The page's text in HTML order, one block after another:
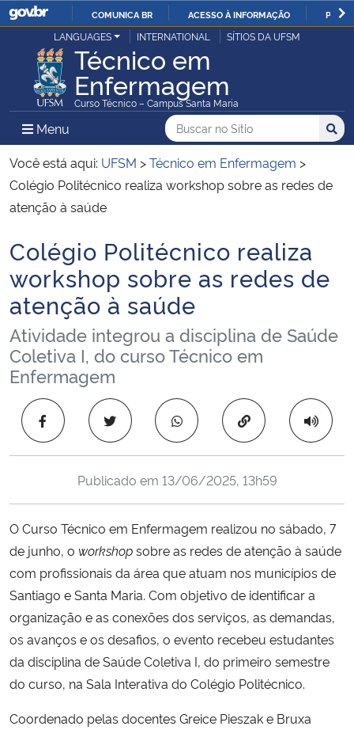
IR
PARA
O
CONTEÚDO
COMUNICA BR ACESSO À INFORMAÇÃO
Ministério da Justiça e Segurança Pública
Ministério da Defesa
Ministério das Relações Exteriores
Ministério da Economia
Ministério da Infraestrutura
Ministério da Agricultura, Pecuária e Abastecimento
Ministério da Educação
Ministério da Cidadania
Ministério da Saúde
Ministério do Meio Ambiente
Ministério do Turismo
Ministério do Desenvolvimento Regional
Controladoria-Geral da União
LANGUAGES INTERNATIONAL SÍTIOS DA UFSM
Técnico em
Enfermagem
Curso Técnico – Campus Santa Maria
Menu Menu Principal do Sítio
Busca
Buscar no no Sítio
Busca:
Você está aqui: UFSM >Técnico em Enfermagem >
Colégio Politécnico realiza workshop sobre as redes de
atenção à saúde
Início do conteúdo
Colégio Politécnico realiza
workshop sobre as redes de
atenção à saúde
Atividade integrou a disciplina de Saúde
Coletiva I, do curso Técnico em
Enfermagem
Copiar para área
Publicado em 13/06/2025, 13h59
O Curso Técnico em Enfermagem realizou no sábado, 7
de junho, o workshopsobre as redes de atenção à saúde
com profissionais da área que atuam nos municípios de
Santiago e Santa Maria. Com objetivo de identificar a
organização e as conexões dos serviços, as demandas,
os avanços e os desafios, o evento recebeu estudantes
da disciplina de Saúde Coletiva I, do primeiro semestre
do curso, na Sala Interativa do Colégio Politécnico.
Coordenado pelas docentes Greice Pieszak e Bruxa